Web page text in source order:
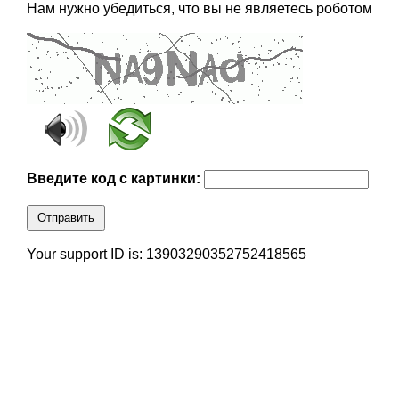
Нам нужно убедиться, что вы не являетесь роботом
Введите код с картинки:
Отправить
Your support ID is: 13903290352752418565